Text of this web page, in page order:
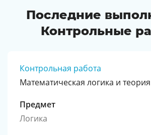
Последние
Контрольные
Контрольная работа
Математическая логика и
Предмет
Логика